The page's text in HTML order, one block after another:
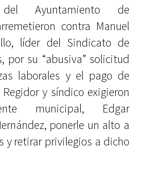
del Ayuntamiento de
contra Manuel
líder del Sindicato de
por su “abusiva” solicitud
laborales y el pago de
y síndico exigieron
municipal, Edgar
ponerle un alto a
y retirar privilegios a dicho